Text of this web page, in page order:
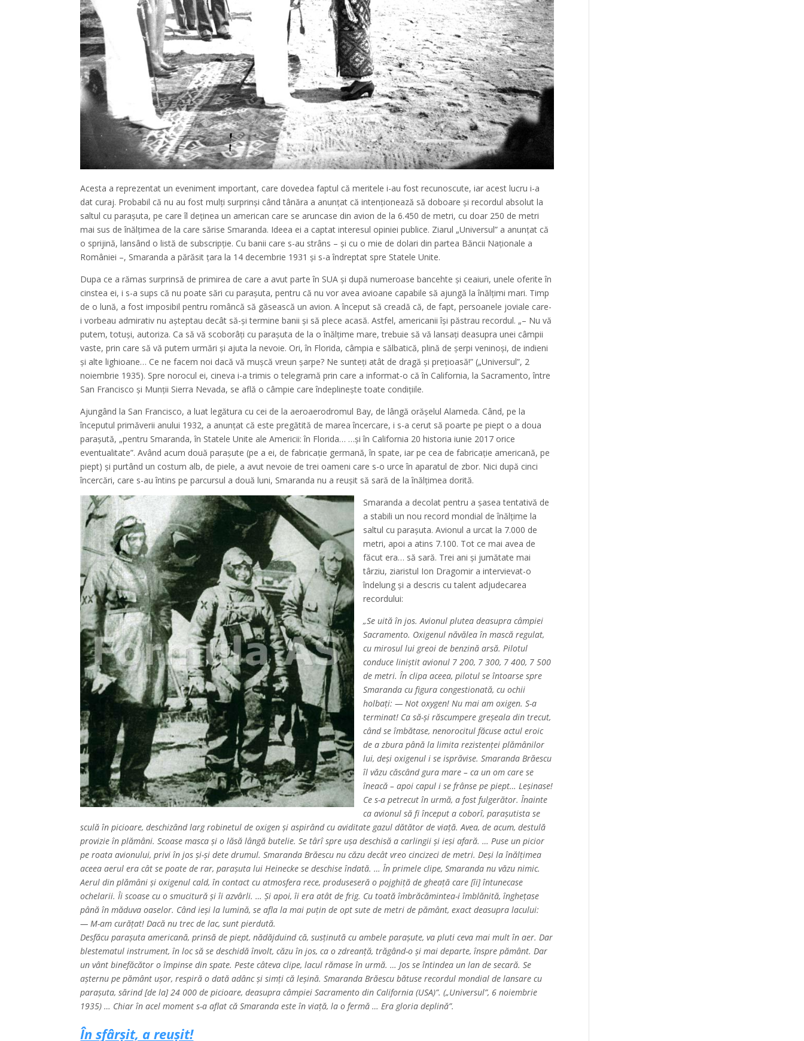
Acesta a reprezentat un eveniment important, care dovedea faptul că meritele i-au fost recunoscute, iar acest lucru i-a
dat curaj. Probabil că nu au fost mulţi surprinşi când tânăra a anunţat că intenţionează să doboare şi recordul absolut la
saltul cu paraşuta, pe care îl deţinea un american care se aruncase din avion de la 6.450 de metri, cu doar 250 de metri
mai sus de înălţimea de la care sărise Smaranda. Ideea ei a captat interesul opiniei publice. Ziarul „Universul” a anunţat că
o sprijină, lansând o listă de subscripţie. Cu banii care s-au strâns – şi cu o mie de dolari din partea Băncii Naţionale a
României –, Smaranda a părăsit ţara la 14 decembrie 1931 şi s-a îndreptat spre Statele Unite.
Dupa ce a rămas surprinsă de primirea de care a avut parte în SUA și după numeroase bancehte și ceaiuri, unele oferite în
cinstea ei, i s-a sups că nu poate sări cu paraşuta, pentru că nu vor avea avioane capabile să ajungă la înălţimi mari. Timp
de o lună, a fost imposibil pentru româncă să găsească un avion. A început să creadă că, de fapt, persoanele joviale care-
i vorbeau admirativ nu aşteptau decât să-şi termine banii şi să plece acasă. Astfel, americanii îşi păstrau recordul. „– Nu vă
putem, totuşi, autoriza. Ca să vă scoborâţi cu paraşuta de la o înălţime mare, trebuie să vă lansaţi deasupra unei câmpii
vaste, prin care să vă putem urmări şi ajuta la nevoie. Ori, în Florida, câmpia e sălbatică, plină de şerpi veninoşi, de indieni
şi alte lighioane… Ce ne facem noi dacă vă muşcă vreun şarpe? Ne sunteţi atât de dragă şi preţioasă!” („Universul”, 2
noiembrie 1935). Spre norocul ei, cineva i-a trimis o telegramă prin care a informat-o că în California, la Sacramento, între
San Francisco şi Munţii Sierra Nevada, se află o câmpie care îndeplineşte toate condiţiile.
Ajungând la San Francisco, a luat legătura cu cei de la aeroaerodromul Bay, de lângă orăşelul Alameda. Când, pe la
începutul primăverii anului 1932, a anunţat că este pregătită de marea încercare, i s-a cerut să poarte pe piept o a doua
paraşută, „pentru Smaranda, în Statele Unite ale Americii: în Florida… …și în California 20 historia iunie 2017 orice
eventualitate”. Având acum două paraşute (pe a ei, de fabricaţie germană, în spate, iar pe cea de fabricaţie americană, pe
piept) şi purtând un costum alb, de piele, a avut nevoie de trei oameni care s-o urce în aparatul de zbor. Nici după cinci
încercări, care s-au întins pe parcursul a două luni, Smaranda nu a reuşit să sară de la înălţimea dorită.
Smaranda a decolat pentru a şasea tentativă de
a stabili un nou record mondial de înălţime la
saltul cu paraşuta. Avionul a urcat la 7.000 de
metri, apoi a atins 7.100. Tot ce mai avea de
făcut era… să sară. Trei ani şi jumătate mai
târziu, ziaristul Ion Dragomir a intervievat-o
îndelung şi a descris cu talent adjudecarea
recordului:
„Se uită în jos. Avionul plutea deasupra câmpiei
Sacramento. Oxigenul năvălea în mască regulat,
cu mirosul lui greoi de benzină arsă. Pilotul
conduce liniştit avionul 7 200, 7 300, 7 400, 7 500
de metri. În clipa aceea, pilotul se întoarse spre
Smaranda cu figura congestionată, cu ochii
holbaţi: — Not oxygen! Nu mai am oxigen. S-a
terminat! Ca să-şi răscumpere greşeala din trecut,
când se îmbătase, nenorocitul făcuse actul eroic
de a zbura până la limita rezistenţei plămânilor
lui, deşi oxigenul i se isprăvise. Smaranda Brăescu
îl văzu căscând gura mare – ca un om care se
îneacă – apoi capul i se frânse pe piept… Leşinase!
Ce s-a petrecut în urmă, a fost fulgerător. Înainte
ca avionul să fi început a coborî, paraşutista se
sculă în picioare, deschizând larg robinetul de oxigen şi aspirând cu aviditate gazul dătător de viaţă. Avea, de acum, destulă
provizie în plămâni. Scoase masca şi o lăsă lângă butelie. Se târî spre uşa deschisă a carlingii şi ieşi afară. … Puse un picior
pe roata avionului, privi în jos şi-şi dete drumul. Smaranda Brăescu nu căzu decât vreo cincizeci de metri. Deşi la înălţimea
aceea aerul era cât se poate de rar, paraşuta lui Heinecke se deschise îndată. … În primele clipe, Smaranda nu văzu nimic.
Aerul din plămâni şi oxigenul cald, în contact cu atmosfera rece, produseseră o pojghiţă de gheaţă care [îi] întunecase
ochelarii. Îi scoase cu o smucitură şi îi azvârli. … Şi apoi, îi era atât de frig. Cu toată îmbrăcămintea-i îmblănită, îngheţase
până în măduva oaselor. Când ieşi la lumină, se afla la mai puţin de opt sute de metri de pământ, exact deasupra lacului:
— M-am curăţat! Dacă nu trec de lac, sunt pierdută.
Desfăcu paraşuta americană, prinsă de piept, nădăjduind că, susţinută cu ambele paraşute, va pluti ceva mai mult în aer. Dar
blestematul instrument, în loc să se deschidă învolt, căzu în jos, ca o zdreanţă, trăgând-o şi mai departe, înspre pământ. Dar
un vânt binefăcător o împinse din spate. Peste câteva clipe, lacul rămase în urmă. … Jos se întindea un lan de secară. Se
aşternu pe pământ uşor, respiră o dată adânc şi simţi că leşină. Smaranda Brăescu bătuse recordul mondial de lansare cu
paraşuta, sărind [de la] 24 000 de picioare, deasupra câmpiei Sacramento din California (USA)”. („Universul”, 6 noiembrie
1935) … Chiar în acel moment s-a aflat că Smaranda este în viaţă, la o fermă … Era gloria deplină”.
În sfârşit, a reușit!